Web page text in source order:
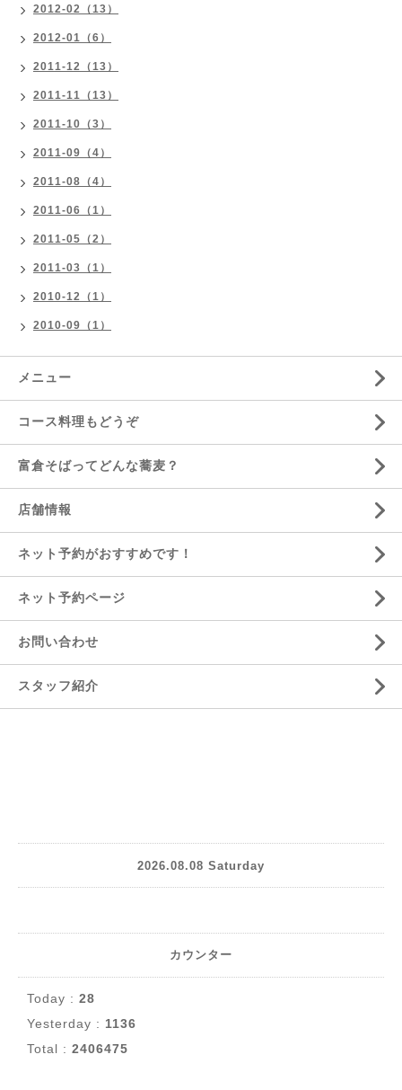
2012-02（13）
2012-01（6）
2011-12（13）
2011-11（13）
2011-10（3）
2011-09（4）
2011-08（4）
2011-06（1）
2011-05（2）
2011-03（1）
2010-12（1）
2010-09（1）
メニュー
コース料理もどうぞ
富倉そばってどんな蕎麦？
店舗情報
ネット予約がおすすめです！
ネット予約ページ
お問い合わせ
スタッフ紹介
2026.08.08 Saturday
カウンター
Today : 28
Yesterday : 1136
Total : 2406475